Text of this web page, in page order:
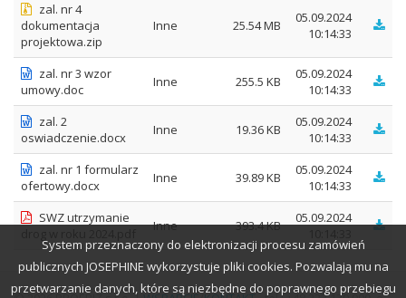
zal. nr 4
dokumentacja
projektowa.zip
Inne 25.54 MB
05.09.2024
10:14:33
zal. nr 3 wzor
umowy.doc
Inne 255.5 KB
05.09.2024
10:14:33
zal. 2
oswiadczenie.docx
Inne 19.36 KB
05.09.2024
10:14:33
zal. nr 1 formularz
ofertowy.docx
Inne 39.89 KB
05.09.2024
10:14:33
SWZ utrzymanie
Inne 393.4 KB
05.09.2024
System przeznaczony do elektronizacji procesu zamówień
publicznych JOSEPHINE wykorzystuje pliki cookies. Pozwalają mu na
przetwarzanie danych, które są niezbędne do poprawnego przebiegu